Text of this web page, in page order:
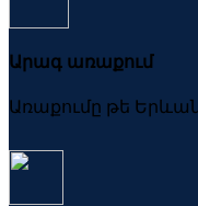
Արագ առաքում
Առաքումը թե